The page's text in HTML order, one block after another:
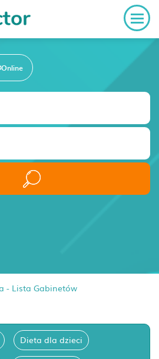
Online
- Lista Gabinetów
Dieta dla dzieci